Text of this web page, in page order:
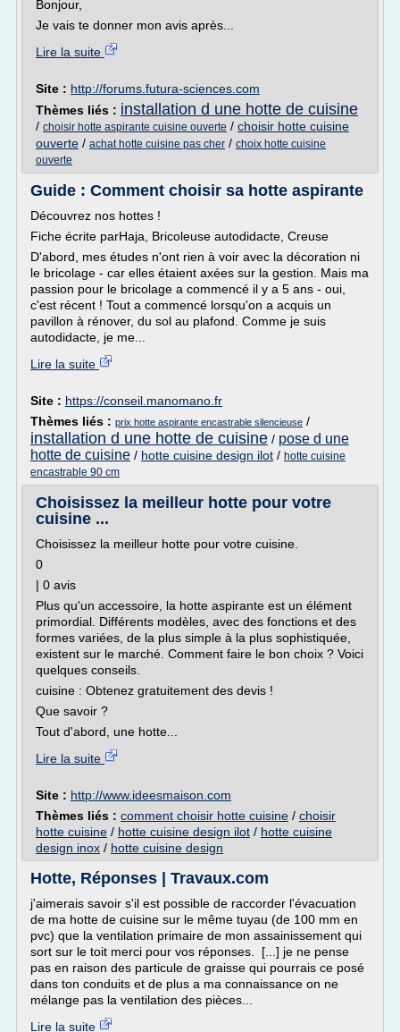
Bonjour,
Je vais te donner mon avis après...
Lire la suite
Site : http://forums.futura-sciences.com
Thèmes liés : installation d une hotte de cuisine
/ choisir hotte aspirante cuisine ouverte / choisir hotte cuisine
ouverte / achat hotte cuisine pas cher / choix hotte cuisine
ouverte
Guide : Comment choisir sa hotte aspirante
Découvrez nos hottes !
Fiche écrite parHaja, Bricoleuse autodidacte, Creuse
D'abord, mes études n'ont rien à voir avec la décoration ni
le bricolage - car elles étaient axées sur la gestion. Mais ma
passion pour le bricolage a commencé il y a 5 ans - oui,
c'est récent ! Tout a commencé lorsqu'on a acquis un
pavillon à rénover, du sol au plafond. Comme je suis
autodidacte, je me...
Lire la suite
Site : https://conseil.manomano.fr
Thèmes liés : prix hotte aspirante encastrable silencieuse /
installation d une hotte de cuisine / pose d une
hotte de cuisine / hotte cuisine design ilot / hotte cuisine
encastrable 90 cm
Choisissez la meilleur hotte pour votre
cuisine ...
Choisissez la meilleur hotte pour votre cuisine.
0
| 0 avis
Plus qu'un accessoire, la hotte aspirante est un élément
primordial. Différents modèles, avec des fonctions et des
formes variées, de la plus simple à la plus sophistiquée,
existent sur le marché. Comment faire le bon choix ? Voici
quelques conseils.
cuisine : Obtenez gratuitement des devis !
Que savoir ?
Tout d'abord, une hotte...
Lire la suite
Site : http://www.ideesmaison.com
Thèmes liés : comment choisir hotte cuisine / choisir
hotte cuisine / hotte cuisine design ilot / hotte cuisine
design inox / hotte cuisine design
Hotte, Réponses | Travaux.com
j'aimerais savoir s'il est possible de raccorder l'évacuation
de ma hotte de cuisine sur le même tuyau (de 100 mm en
pvc) que la ventilation primaire de mon assainissement qui
sort sur le toit merci pour vos réponses. [...] je ne pense
pas en raison des particule de graisse qui pourrais ce posé
dans ton conduits et de plus a ma connaissance on ne
mélange pas la ventilation des pièces...
Lire la suite